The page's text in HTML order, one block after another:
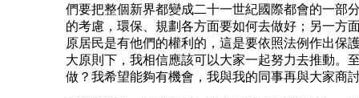
們要把整個新界都變成二十一世紀國際都會的一部
的考慮，環保、規劃各方面要如何去做好；另一方
原居民是有他們的權利的，這是要依照法例作出保
大原則下，我相信應該可以大家一起努力去推動。
做？我希望能夠有機會，我與我的同事再與大家商